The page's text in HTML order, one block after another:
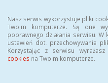
Nasz serwis wykorzystuje pliki
Twoim komputerze. Są one
poprawnego działania serwisu.
ustawień dot. przechowywania
Korzystając z serwisu
cookies na Twoim komputerze.
BIULETYN
Urzędu